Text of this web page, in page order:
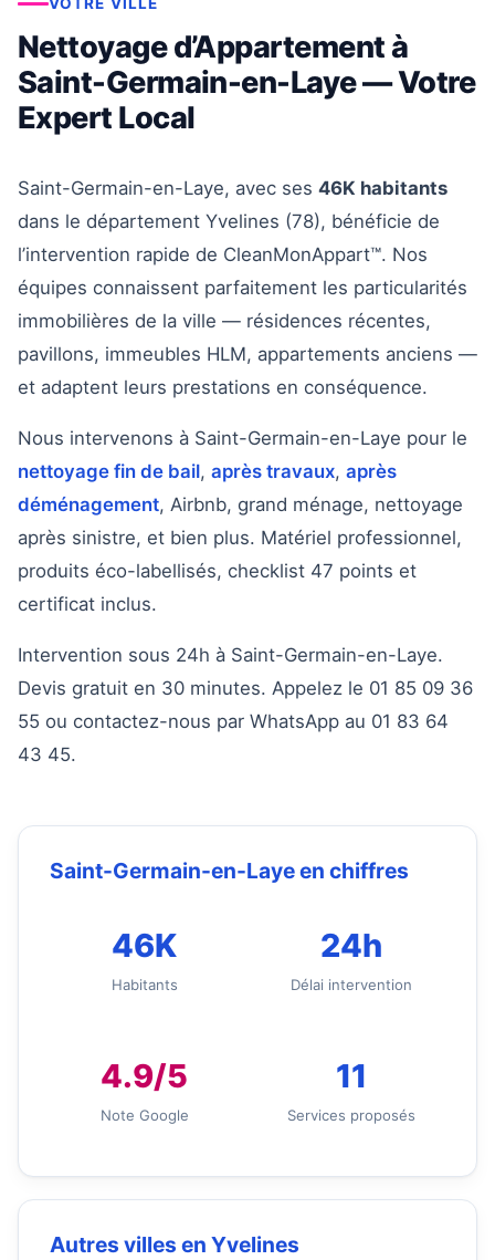
Nettoyage d’Appartement à
Saint-Germain-en-Laye — Votre
Expert Local
Saint-Germain-en-Laye, avec ses 46K habitants
dans le département Yvelines (78), bénéficie de
l’intervention rapide de CleanMonAppart™. Nos
équipes connaissent parfaitement les particularités
immobilières de la ville — résidences récentes,
pavillons, immeubles HLM, appartements anciens —
et adaptent leurs prestations en conséquence.
Nous intervenons à Saint-Germain-en-Laye pour le
nettoyage fin de bail, après travaux, après
déménagement, Airbnb, grand ménage, nettoyage
après sinistre, et bien plus. Matériel professionnel,
produits éco-labellisés, checklist 47 points et
certificat inclus.
Intervention sous 24h à Saint-Germain-en-Laye.
Devis gratuit en 30 minutes. Appelez le 01 85 09 36
55 ou contactez-nous par WhatsApp au 01 83 64
43 45.
Saint-Germain-en-Laye en chiffres
46K
Habitants
24h
Délai intervention
4.9/5
Note Google
11
Services proposés
Autres villes en Yvelines